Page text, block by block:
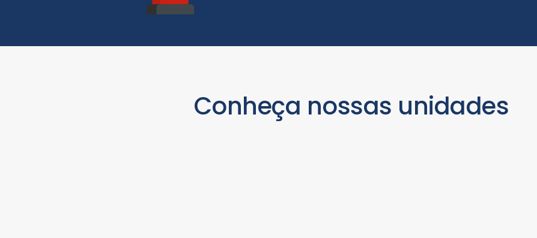
Conheça nossas unidades